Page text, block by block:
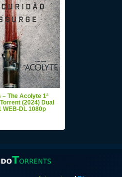
– The Acolyte 1ª
(2024) Dual
WEB-DL 1080p